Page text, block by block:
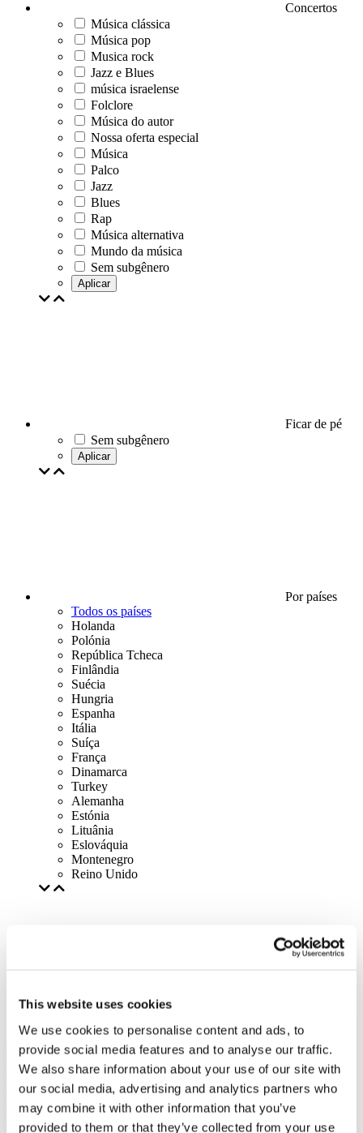
This website uses cookies
We use cookies to personalise content and ads, to
provide social media features and to analyse our traffic.
We also share information about your use of our site with
our social media, advertising and analytics partners who
may combine it with other information that you’ve
provided to them or that they’ve collected from your use
Concertos
Música clássica
Música pop
Musica rock
Jazz e Blues
música israelense
Folclore
Música do autor
Nossa oferta especial
Música
Palco
Jazz
Blues
Rap
Música alternativa
Mundo da música
Sem subgênero
Aplicar
Ficar de pé
Sem subgênero
Aplicar
Por países
Todos os países
Holanda
Polónia
República Tcheca
Finlândia
Suécia
Hungria
Espanha
Itália
Suíça
França
Dinamarca
Turkey
Alemanha
Estónia
Lituânia
Eslováquia
Montenegro
Reino Unido